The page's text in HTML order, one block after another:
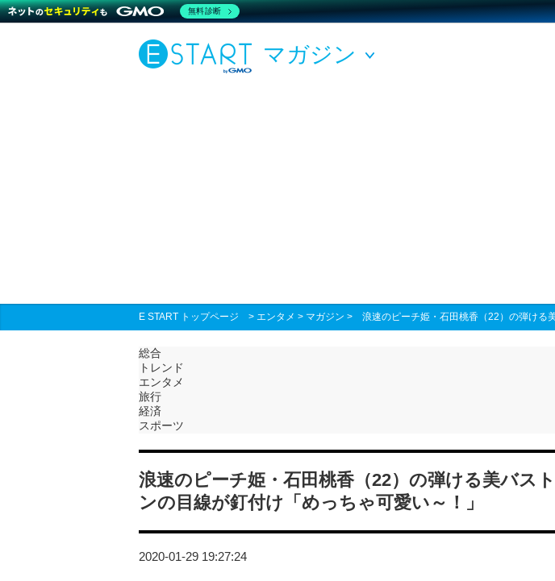
マガジン
E START トップページ > エンタメ > マガジン > 浪速のピーチ姫・石田桃香（22）の弾ける
総合
トレンド
エンタメ
旅行
経済
スポーツ
浪速のピーチ姫・石田桃香（22）の弾ける美バス
ンの目線が釘付け「めっちゃ可愛い～！」
2020-01-29 19:27:24
無料診断